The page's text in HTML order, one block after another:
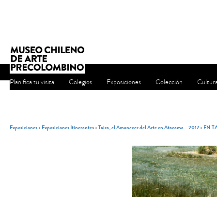
Planifica tu visita Colegios Exposiciones Colección
Exposiciones>Exposiciones Itinerantes>Taira, el Amanecer del Arte en Atacama – 2017>EN